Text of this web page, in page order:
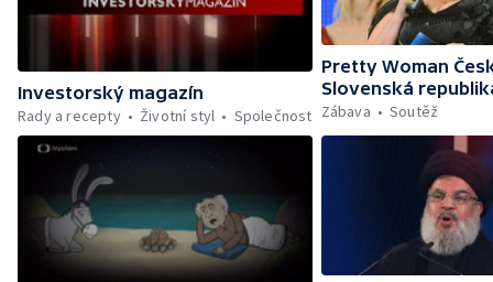
Investorský magazín
Rady a recepty
Životní styl Společnost
Pretty Woman
Slovenská
Zábava
Soutěž